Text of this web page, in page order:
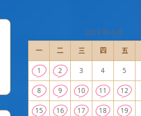
2019 年 4 月
一
二 三 四 五
1 2 3 4 5
8 9 10 11 12
15 16 17 18 19